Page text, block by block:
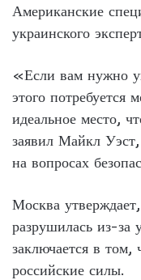
Американские
украинского
«Если вам нужно
этого
идеальное место,
заявил Майкл
на вопросах
Москва
разрушилась из-
заключается в том,
российские силы.